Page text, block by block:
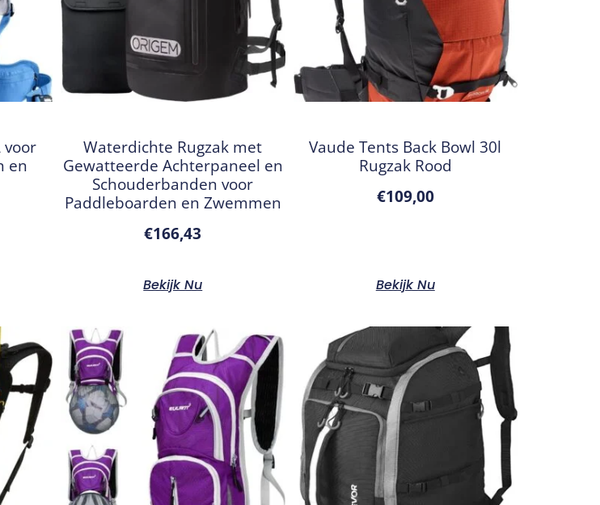
voor
en
Waterdichte Rugzak met
Gewatteerde Achterpaneel en
Schouderbanden voor
Paddleboarden en Zwemmen
€166,43
Bekijk Nu
Vaude Tents Back Bowl 30l
Rugzak Rood
€109,00
Bekijk Nu